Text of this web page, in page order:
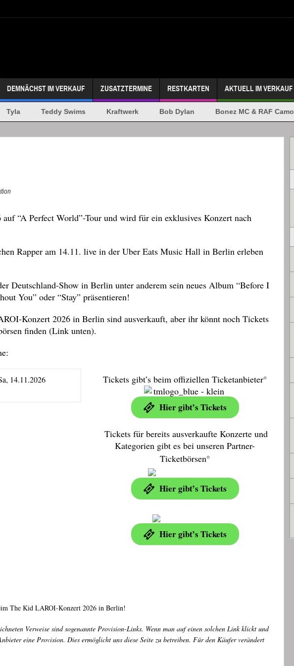
DEMNÄCHST IM VERKAUF ZUSATZTERMINE RESTKARTEN AKTUELL IM VERKAUF
Tyla Teddy Swims Kraftwerk Bob Dylan Bonez MC & RAF Camora
“A Perfect World”-Tour und wird für ein exklusives Konzert nach
Rapper am 14.11. live in der Uber Eats Music Hall in Berlin erleben
Deutschland-Show in Berlin unter anderem sein neues Album “Before I
You” oder “Stay” präsentieren!
Konzert 2026 in Berlin sind ausverkauft, aber ihr könnt noch Tickets
finden (Link unten).
14.11.2026 Tickets gibt’s beim offiziellen Ticketanbieter°
Hier gibt’s Tickets
Tickets für bereits ausverkaufte Konzerte und
Kategorien gibt es bei unseren Partner-
Ticketbörsen°
Hier gibt’s Tickets
Hier gibt’s Tickets
The Kid LAROI-Konzert 2026 in Berlin!
Verweise sind sogenannte Provision-Links. Wenn man auf einen solchen Link klickt und
eine Provision. Dies ermöglicht uns diese Seite zu betreiben. Für den Käufer verändert